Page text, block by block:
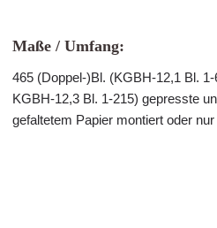
Maße / Umfang:
465 (Doppel-)Bl. (KGBH-12,1 Bl.
KGBH-12,3 Bl. 1-215) gepresste
gefaltetem Papier montiert oder